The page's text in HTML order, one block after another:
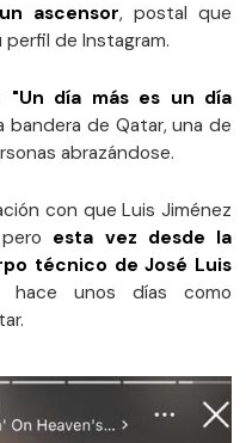
ascensor, postal que
de Instagram.
"Un día más es un día
bandera de Qatar, una de
abrazándose.
con que Luis Jiménez
esta vez desde la
técnico de José Luis
hace unos días como